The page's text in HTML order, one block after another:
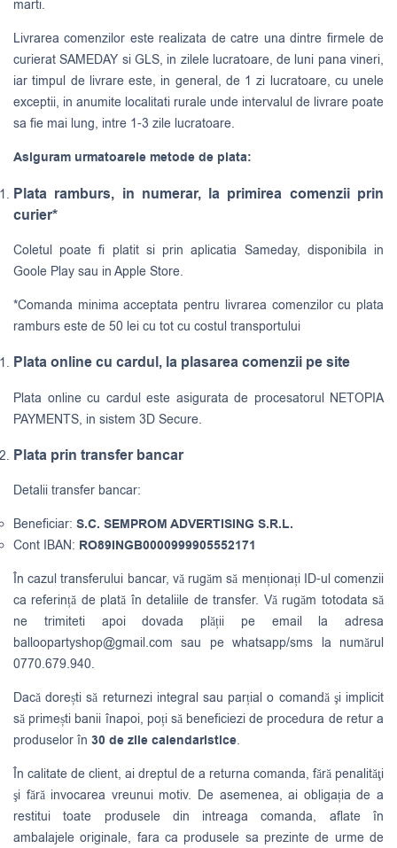
marti.
Livrarea comenzilor este realizata de catre una dintre firmele de
curieratSAMEDAY si GLS, in zilele lucratoare, de luni pana vineri,
iar timpul de livrare este, in general, de 1 zi lucratoare, cu unele
exceptii, in anumite localitati rurale unde intervalul de livrare poate
sa fie mai lung, intre 1-3 zile lucratoare.
Asiguram urmatoarele metode de plata:
Plata ramburs, in numerar, la primirea comenzii prin
curier*
Coletul poate fi platit si prin aplicatia Sameday, disponibila in
Goole Play sau in Apple Store.
*Comanda minima acceptata pentru livrarea comenzilor cu plata
ramburs este de 50 lei cu tot cu costul transportului
Plata online cu cardul, la plasarea comenzii pe site
Plata online cu cardul este asigurata de procesatorul NETOPIA
PAYMENTS, in sistem 3D Secure.
Plata prin transfer bancar
Detalii transfer bancar:
Beneficiar: S.C. SEMPROM ADVERTISING S.R.L.
Cont IBAN: RO89INGB0000999905552171
În cazul transferului bancar, vă rugăm să menționați ID-ul comenzii
ca referință de plată în detaliile de transfer. Vă rugăm totodata să
ne trimiteti apoi dovada plății pe email la adresa
balloopartyshop@gmail.com sau pe whatsapp/sms la numărul
0770.679.940.
Dacă dorești să returnezi integral sau parțial o comandă şi implicit
să primești banii înapoi, poți să beneficiezi de procedura de retur a
produselor în 30 de zile calendaristice.
În calitate de client, ai dreptul de a returna comanda, fără penalităţi
şi fără invocarea vreunui motiv. De asemenea, ai obligația de a
restitui toate produsele din intreaga comanda, aflate în
ambalajele originale, fara ca produsele sa prezinte de urme de